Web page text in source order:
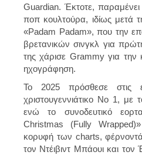
Guardian. Έκτοτε,
ποπ κουλτούρα, ιδίως μετά
«Padam Padam», που την
βρετανικών σινγκλ για
της χάρισε Grammy για την
ηχογράφηση.
Το 2025 πρόσθεσε στις
χριστουγεννιάτικο Νο 1, με
ενώ το συνοδευτικό
Christmas (Fully
κορυφή των charts,
τον Ντέιβιντ Μπάουι και τον